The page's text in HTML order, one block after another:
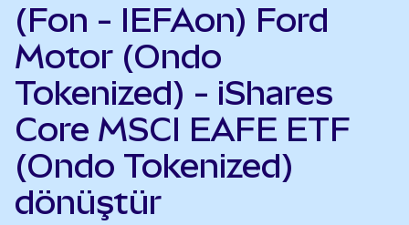
(Fon - IEFAon) Ford
Motor (Ondo
Tokenized) - iShares
Core MSCI EAFE ETF
(Ondo Tokenized)
dönüştür